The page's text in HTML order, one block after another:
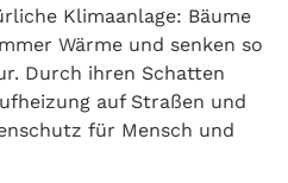
Klimaanlage: Bäume
Wärme und senken so
Durch ihren Schatten
auf Straßen und
für Mensch und